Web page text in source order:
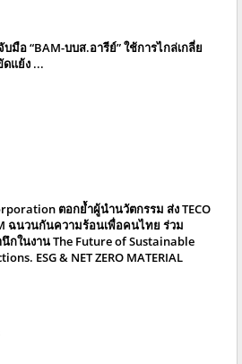
บมือ “BAM-บบส.อารีย์” ใช้การไกล่เกลี่ย
แย้ง ...
ตอกย้ำผู้นำนวัตกรรม ส่ง TECO
ฉนวนกันความร้อนเพื่อคนไทย ร่วม
กในงาน The Future of Sustainable
ESG & NET ZERO MATERIAL